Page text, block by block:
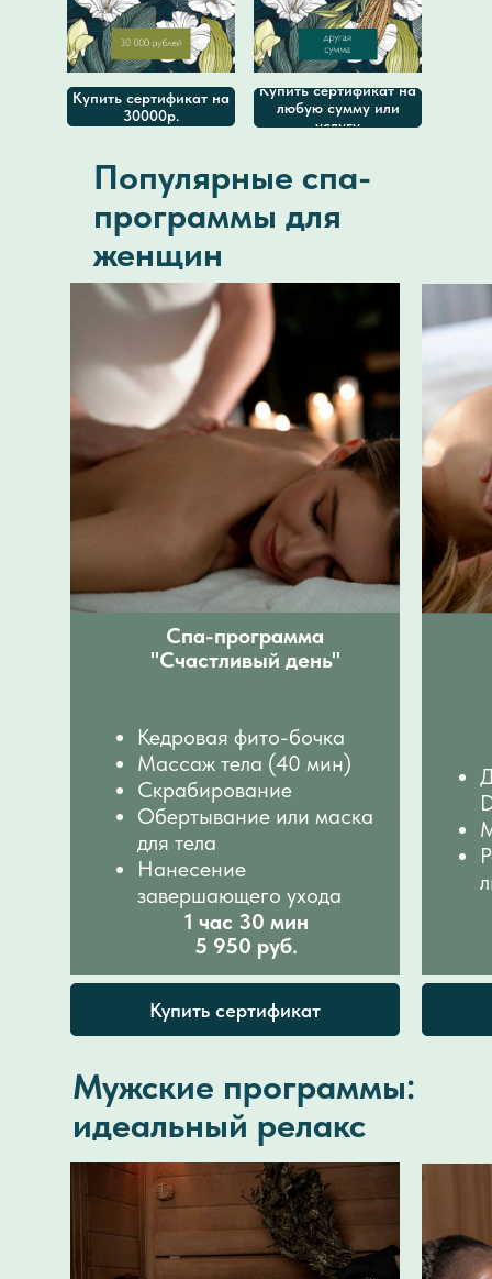
Купить сертификат на
30000р.
Купить сертификат на
любую сумму или
услугу
Популярные спа-
программы для
женщин
Спа-программа
"Счастливый день"
1 час 30 мин
5 950 руб.
Кедровая фито-бочка
Массаж тела (40 мин)
Скрабирование
Обертывание или маска
для тела
Нанесение
завершающего ухода
Купить сертификат
Мужские программы:
идеальный релакс